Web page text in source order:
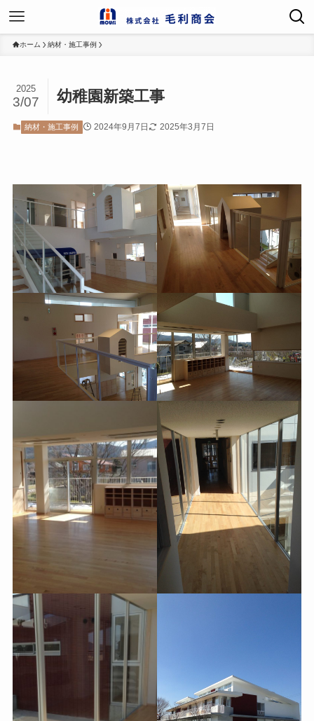
ホーム 納材・施工事例
幼稚園新築工事
2025
3/07
納材・施工事例 2024年9月7日 2025年3月7日